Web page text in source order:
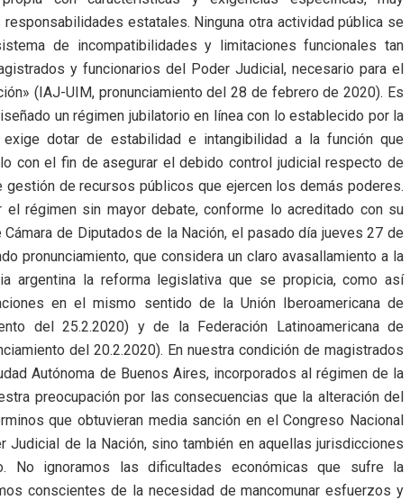
estatales. Ninguna otra actividad pública se
de incompatibilidades y limitaciones funcionales tan
y funcionarios del Poder Judicial, necesario para el
(IAJ-UIM, pronunciamiento del 28 de febrero de 2020). Es
un régimen jubilatorio en línea con lo establecido por la
exige dotar de estabilidad e intangibilidad a la función que
con el fin de asegurar el debido control judicial respecto de
de recursos públicos que ejercen los demás poderes.
el régimen sin mayor debate, conforme lo acreditado con su
de Diputados de la Nación, el pasado día jueves 27 de
pronunciamiento, que considera un claro avasallamiento a la
argentina la reforma legislativa que se propicia, como así
en el mismo sentido de la Unión Iberoamericana de
del 25.2.2020) y de la Federación Latinoamericana de
del 20.2.2020). En nuestra condición de magistrados
Autónoma de Buenos Aires, incorporados al régimen de la
preocupación por las consecuencias que la alteración del
que obtuvieran media sanción en el Congreso Nacional
Judicial de la Nación, sino también en aquellas jurisdicciones
No ignoramos las dificultades económicas que sufre la
conscientes de la necesidad de mancomunar esfuerzos y